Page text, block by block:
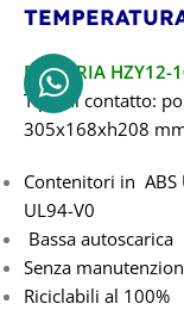
BATTERIA HZY12-
Tipo di contatto:
305x168xh208
Contenitori in ABS
UL94-V0
Bassa autoscarica
Senza
Riciclabili al 100%